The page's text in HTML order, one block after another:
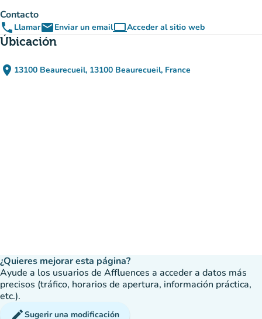
Contacto
phone LlamaremailEnviar un emailcomputerAcceder al sitio web
(nueva pestaña)
Úbicación
place 13100 Beaurecueil, 13100 Beaurecueil, France
(abrir en Google Maps)
(nueva pestaña)
¿Quieres mejorar esta página?
Ayude a los usuarios de Affluences a acceder a datos más
precisos (tráfico, horarios de apertura, información práctica,
etc.).
editSugerir una modificación